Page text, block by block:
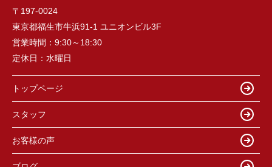
〒197-0024
東京都福生市牛浜91-1 ユニオンビル3F
営業時間： 9:30～18:30
定休日： 水曜日
トップページ
スタッフ
お客様の声